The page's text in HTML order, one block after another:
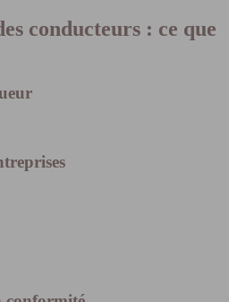
conducteurs : ce que